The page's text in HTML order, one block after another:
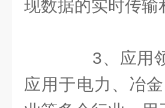
现数据的实时传输
3、应用领
应用于电力、冶